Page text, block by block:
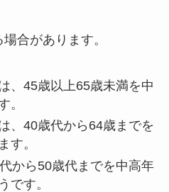
合があります。
、45歳以上65歳未満を中
。
、40歳代から64歳までを
す。
から50歳代までを中高年
です。